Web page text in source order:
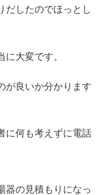
だしたのでほっとし
大変です。
が良いか分かります
に何も考えずに電話
器の見積もりになっ